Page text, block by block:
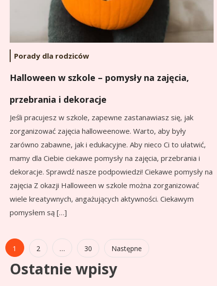
Porady dla rodziców
Halloween w szkole – pomysły na zajęcia,
przebrania i dekoracje
Jeśli pracujesz w szkole, zapewne zastanawiasz się, jak
zorganizować zajęcia halloweenowe. Warto, aby były
zarówno zabawne, jak i edukacyjne. Aby nieco Ci to ułatwić,
mamy dla Ciebie ciekawe pomysły na zajęcia, przebrania i
dekoracje. Sprawdź nasze podpowiedzi! Ciekawe pomysły na
zajęcia Z okazji Halloween w szkole można zorganizować
wiele kreatywnych, angażujących aktywności. Ciekawym
pomysłem są […]
Stronicowanie
wpisów
1 2 … 30 Następne
Ostatnie wpisy